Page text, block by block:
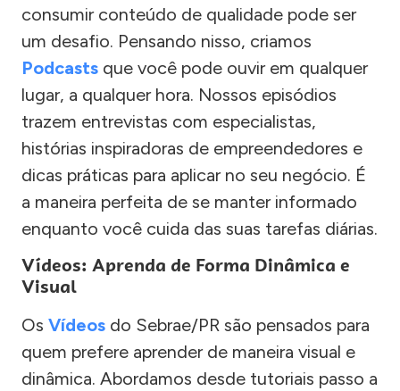
consumir conteúdo de qualidade pode ser
um desafio. Pensando nisso, criamos
Podcasts que você pode ouvir em qualquer
lugar, a qualquer hora. Nossos episódios
trazem entrevistas com especialistas,
histórias inspiradoras de empreendedores e
dicas práticas para aplicar no seu negócio. É
a maneira perfeita de se manter informado
enquanto você cuida das suas tarefas diárias.
Vídeos: Aprenda de Forma Dinâmica e
Visual
Os Vídeos do Sebrae/PR são pensados para
quem prefere aprender de maneira visual e
dinâmica. Abordamos desde tutoriais passo a